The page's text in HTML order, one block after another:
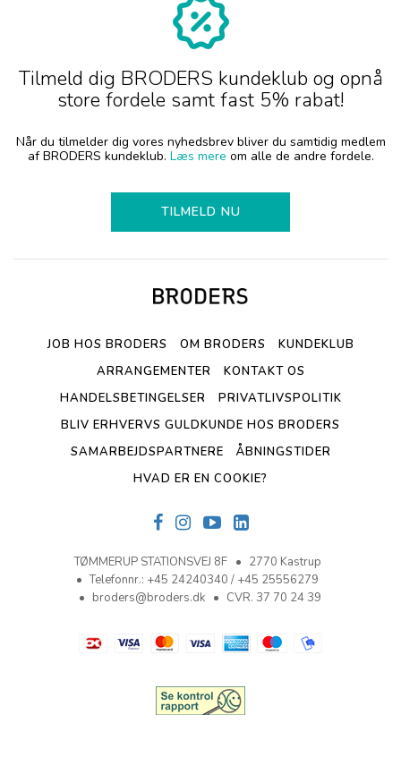
Tilmeld dig BRODERS kundeklub og opnå
store fordele samt fast 5% rabat!
Når du tilmelder dig vores nyhedsbrev bliver du samtidig medlem
af BRODERS kundeklub. Læs mere om alle de andre fordele.
TILMELD NU
JOB HOS BRODERS OM BRODERS
KUNDEKLUB
ARRANGEMENTER
KONTAKT OS
HANDELSBETINGELSER
PRIVATLIVSPOLITIK
BLIV ERHVERVS GULDKUNDE HOS BRODERS
SAMARBEJDSPARTNERE
ÅBNINGSTIDER
HVAD ER EN COOKIE?
TØMMERUP STATIONSVEJ 8F
2770 Kastrup
Telefonnr.: +45 24240340 / +45 25556279
broders@broders.dk
CVR. 37 70 24 39